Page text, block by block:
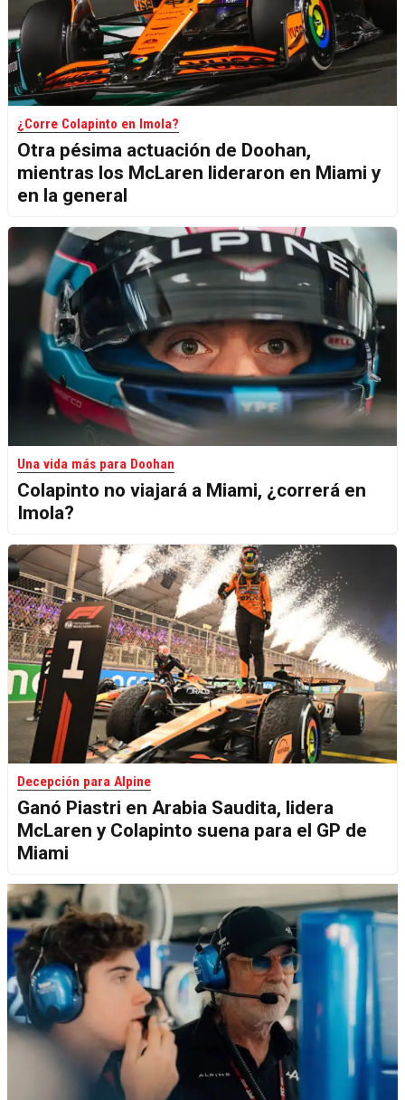
¿Corre Colapinto en Imola?
Otra pésima actuación de Doohan,
mientras los McLaren lideraron en Miami y
en la general
Una vida más para Doohan
Colapinto no viajará a Miami, ¿correrá en
Imola?
Decepción para Alpine
Ganó Piastri en Arabia Saudita, lidera
McLaren y Colapinto suena para el GP de
Miami